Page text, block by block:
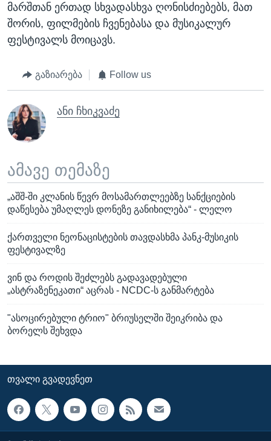
მარშთან ერთად სხვადასხვა ღონისძიებებს, მათ
შორის, ფილმების ჩვენებასა და მუსიკალურ
ფესტივალს მოიცავს.
გაზიარება Follow us
ანი ჩხიკვაძე
ამავე თემაზე
„აშშ-ში კლანის წევრ მოსამართლეებზე სანქციების
დაწესება უმაღლეს დონეზე განიხილება“ - ლელო
ქართველი ნეონაცისტების თავდასხმა პანკ-მუსიკის
ფესტივალზე
ვინ და როდის შეძლებს გადავადებული
„ასტრაზენეკათი“ აცრას - NCDC-ს განმარტება
"ასოცირებული ტრიო" ბრიუსელში შეიკრიბა და
ბორელს შეხვდა
ᲗᲕᲐᲚᲘ ᲒᲕᲐᲓᲔᲕᲜᲔᲗ